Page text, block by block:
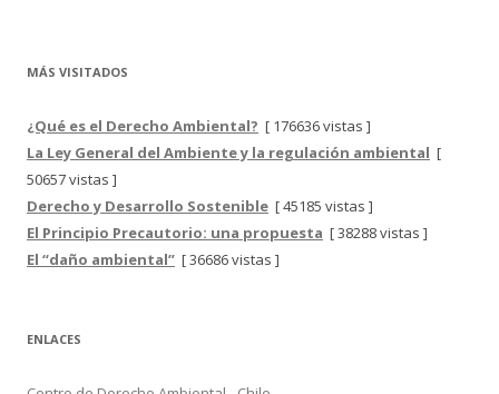
MÁS VISITADOS
¿Qué es el Derecho Ambiental? [ 176636 vistas ]
La Ley General del Ambiente y la regulación ambiental [
50657 vistas ]
Derecho y Desarrollo Sostenible [ 45185 vistas ]
El Principio Precautorio: una propuesta [ 38288 vistas ]
El “daño ambiental” [ 36686 vistas ]
ENLACES